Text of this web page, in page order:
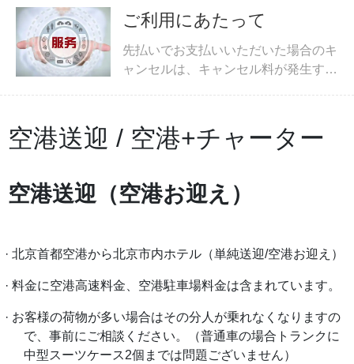
ご利用にあたって
先払いでお支払いいただいた場合のキ
ャンセルは、キャンセル料が発生する
なります。（クレジットカードご利用
の場合はクレジットカード決済手数
空港送迎 / 空港+チャーター
空港送迎（空港お迎え）
· 北京首都空港から北京市内ホテル（単純送迎/空港お迎え）
· 料金に空港高速料金、空港駐車場料金は含まれています。
· お客様の荷物が多い場合はその分人が乗れなくなりますの
で、事前にご相談ください。（普通車の場合トランクに
中型スーツケース2個までは問題ございません）